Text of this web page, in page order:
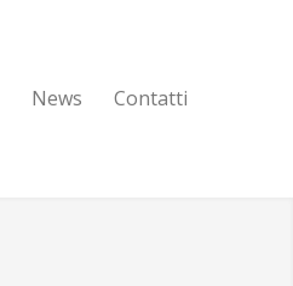
News Contatti